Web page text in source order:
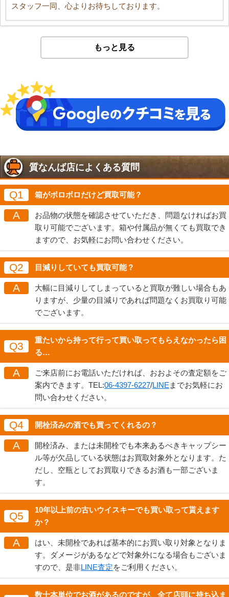
スタッフ一同、心よりお待ちしております。
もっと見る
質なんば店によくある質問
Q1 箱がボロボロだけど買取可能？
A
お品物の状態を確認させていただき、問題なければお買
取り可能でございます。箱や付属品が無くても買取でき
ますので、お気軽にお問い合わせください。
Q2 目減りしていても買取可能？
A
大幅に目減りしてしまっていると買取が難しい場合もあ
りますが、少量の目減りであれば問題なくお買取り可能
でございます。
Q3
重たいから持って行って買い取ってもらえなかったら困
る…
A
ご来店前にお電話いただければ、おおよその査定額をご
案内できます。TEL:06-4397-6227/LINE までお気軽にお
問い合わせください。
Q4 開栓済みの酒でも買ってくれるの？
A
開栓済み、または未開栓でも本来あるべきキャップシー
ル等が欠品している状態はお買取対象外となります。た
だし、空瓶としてお買取りできるお酒も一部ございま
す。
Q5
10年以上前の古いウイスキーでも買い取って貰えます
か？
A
はい、未開栓であれば基本的にお買い取り対象となりま
す。ダメージがあるなどで対象外になる場合もございま
すので、是非LINE査定をご利用ください。
数十本単位でお酒があるのですが、全て店頭に持ち込ま